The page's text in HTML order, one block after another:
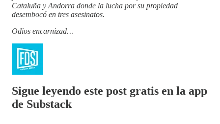
Cataluña y Andorra donde la lucha por su propiedad
desembocó en tres asesinatos.
Odios encarnizad…
Sigue leyendo este post gratis en la app
de Substack